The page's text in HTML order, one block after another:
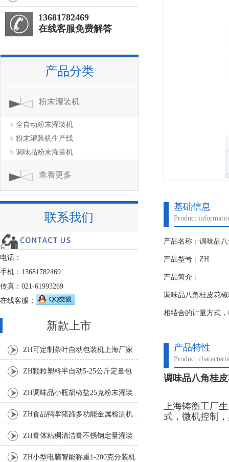
基础信息
Product
产品名称：调味品
产品型号：ZH
产品简介：
调味品八角桂皮花
相结合的计量方式
产品特性
Product
调味品八角桂
上海铸衡工厂
式，微机控制
13681782469
在线客服免费解答
产品分类
粉末灌装机
> 全自动粉末灌装机
> 粉末灌装机生产线
> 调味品粉末灌装机
查看更多
联系我们
电话：
手机：13681782469
传真：021-61993269
在线客服：
新款上市
ZH可定制茶叶自动包装机上海厂家
ZH颗粒塑料半自动5-25公斤定量包
装机 ZH调味品小瓶胡椒盐25克粉末灌装
ZH食品鸭掌猪蹄多功能金属检测机
ZH膏体粘稠清洁膏不锈钢定量灌装
机厂家 ZH小型电脑智能称重1-200克分装机